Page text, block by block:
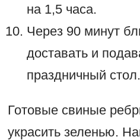
на 1,5 часа.
Через 90 минут
доставать и
праздничный стол.
Готовые свиные
украсить зеленью.